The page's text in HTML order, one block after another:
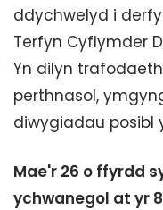
ddychwelyd i
Terfyn Cyflymder
Yn dilyn
perthnasol,
diwygiadau posibl
Mae'r 26 o ffyrdd
ychwanegol at yr